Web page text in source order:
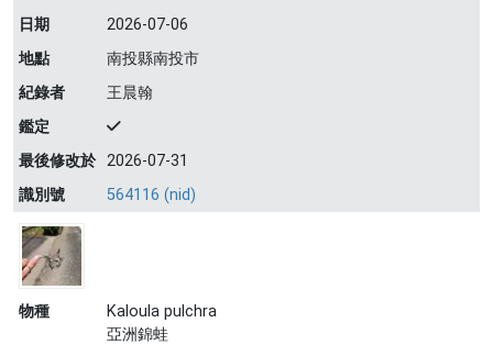
日期
2026-07-06
地點
南投縣南投市
紀錄者
王晨翰
鑑定
最後修改於 2026-07-31
識別號
564116 (nid)
物種
Kaloula pulchra
亞洲錦蛙